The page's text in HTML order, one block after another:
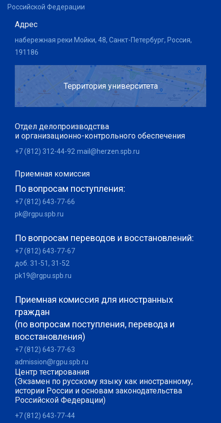
Российской Федерации
Адрес
набережная реки Мойки, 48, Санкт-Петербург, Россия,
191186
Территория университета
Отдел делопроизводства
и организационно-контрольного обеспечения
+7 (812) 312-44-92 mail@herzen.spb.ru
Приемная комиссия
По вопросам поступления:
+7 (812) 643-77-66
pk@rgpu.spb.ru
По вопросам переводов и восстановлений:
+7 (812) 643-77-67
доб. 31-51, 31-52
pk19@rgpu.spb.ru
Приемная комиссия для иностранных
граждан
(по вопросам поступления, перевода и
восстановления)
+7 (812) 643-77-63
admission@rgpu.spb.ru
Центр тестирования
(Экзамен по русскому языку как иностранному,
истории России и основам законодательства
Российской Федерации)
+7 (812) 643-77-44